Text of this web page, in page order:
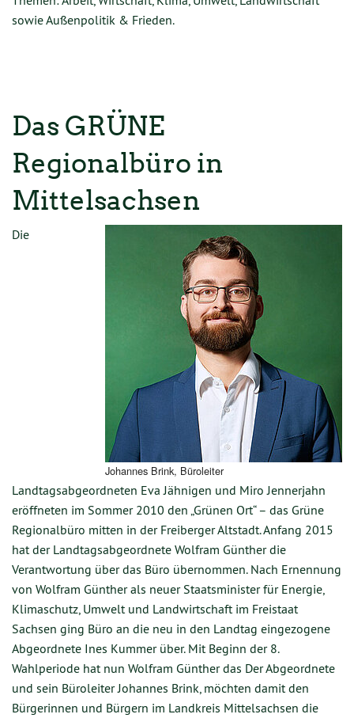
sowie Außenpolitik & Frieden.
Das GRÜNE
Regionalbüro in
Mittelsachsen
Johannes Brink, Büroleiter
Die
Landtagsabgeordneten Eva Jähnigen und Miro Jennerjahn
eröffneten im Sommer 2010 den „Grünen Ort“ – das Grüne
Regionalbüro mitten in der Freiberger Altstadt. Anfang 2015
hat der Landtagsabgeordnete Wolfram Günther die
Verantwortung über das Büro übernommen. Nach Ernennung
von Wolfram Günther als neuer Staatsminister für Energie,
Klimaschutz, Umwelt und Landwirtschaft im Freistaat
Sachsen ging Büro an die neu in den Landtag eingezogene
Abgeordnete Ines Kummer über. Mit Beginn der 8.
Wahlperiode hat nun Wolfram Günther das Der Abgeordnete
und sein Büroleiter Johannes Brink, möchten damit den
Bürgerinnen und Bürgern im Landkreis Mittelsachsen die